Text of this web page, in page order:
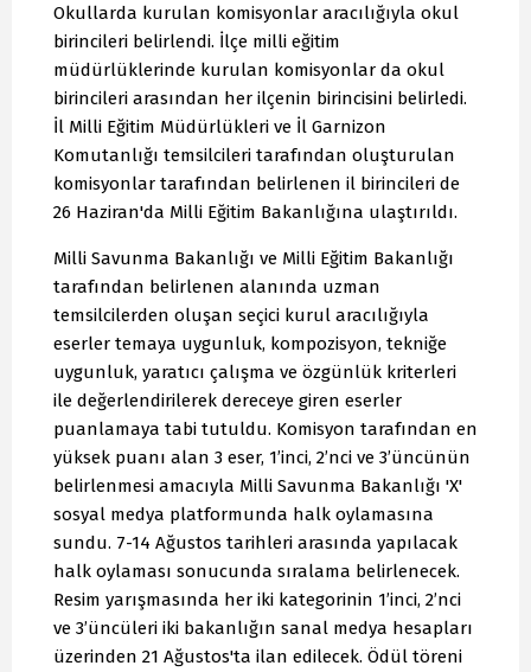
Okullarda kurulan komisyonlar aracılığıyla okul
birincileri belirlendi. İlçe milli eğitim
müdürlüklerinde kurulan komisyonlar da okul
birincileri arasından her ilçenin birincisini belirledi.
İl Milli Eğitim Müdürlükleri ve İl Garnizon
Komutanlığı temsilcileri tarafından oluşturulan
komisyonlar tarafından belirlenen il birincileri de
26 Haziran'da Milli Eğitim Bakanlığına ulaştırıldı.
Milli Savunma Bakanlığı ve Milli Eğitim Bakanlığı
tarafından belirlenen alanında uzman
temsilcilerden oluşan seçici kurul aracılığıyla
eserler temaya uygunluk, kompozisyon, tekniğe
uygunluk, yaratıcı çalışma ve özgünlük kriterleri
ile değerlendirilerek dereceye giren eserler
puanlamaya tabi tutuldu. Komisyon tarafından en
yüksek puanı alan 3 eser, 1’inci, 2’nci ve 3’üncünün
belirlenmesi amacıyla Milli Savunma Bakanlığı 'X'
sosyal medya platformunda halk oylamasına
sundu. 7-14 Ağustos tarihleri arasında yapılacak
halk oylaması sonucunda sıralama belirlenecek.
Resim yarışmasında her iki kategorinin 1’inci, 2’nci
ve 3’üncüleri iki bakanlığın sanal medya hesapları
üzerinden 21 Ağustos'ta ilan edilecek. Ödül töreni